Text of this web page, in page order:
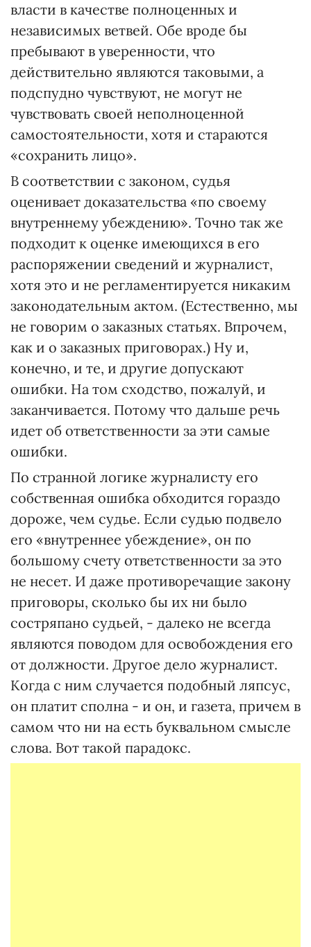
власти в качестве полноценных и
независимых ветвей. Обе вроде бы
пребывают в уверенности, что
действительно являются таковыми, а
подспудно чувствуют, не могут не
чувствовать своей неполноценной
самостоятельности, хотя и стараются
«сохранить лицо».
В соответствии с законом, судья
оценивает доказательства «по своему
внутреннему убеждению». Точно так же
подходит к оценке имеющихся в его
распоряжении сведений и журналист,
хотя это и не регламентируется никаким
законодательным актом. (Естественно, мы
не говорим о заказных статьях. Впрочем,
как и о заказных приговорах.) Ну и,
конечно, и те, и другие допускают
ошибки. На том сходство, пожалуй, и
заканчивается. Потому что дальше речь
идет об ответственности за эти самые
ошибки.
По странной логике журналисту его
собственная ошибка обходится гораздо
дороже, чем судье. Если судью подвело
его «внутреннее убеждение», он по
большому счету ответственности за это
не несет. И даже противоречащие закону
приговоры, сколько бы их ни было
состряпано судьей, - далеко не всегда
являются поводом для освобождения его
от должности. Другое дело журналист.
Когда с ним случается подобный ляпсус,
он платит сполна - и он, и газета, причем в
самом что ни на есть буквальном смысле
слова. Вот такой парадокс.